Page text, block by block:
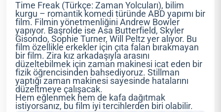
Time Freak (Türkçe: Zaman Yolcuları), bilim
kurgu – romantik komedi türünde ABD yapımı bir
film. Filmin yönetmenliğini Andrew Bowler
yapıyor. Başrolde ise Asa Butterfield, Skyler
Gisondo, Sophie Turner, Will Peltz yer alıyor. Bu
film özellikle erkekler için çıta falan bırakmayan
bir film. Zira kız arkadaşıyla arasını
düzeltebilmek için zaman makinesi icat eden bir
fizik öğrencisinden bahsediyoruz. Stillman
yaptığı zaman makinesi sayesinde hatalarını
düzeltmeye çalışacak.
Hem eğlenmek hem de kafa dağıtmak
istiyorsanız, bu film iyi tercihlerden biri olabilir.